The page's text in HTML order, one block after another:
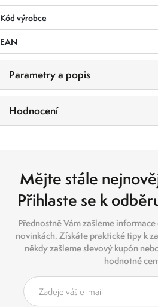
Kód výrobce
EAN
Parametry a popis
Hodnocení
Mějte stále
Přihlaste se k
Přednostně Vám zašleme
novinkách. Získáte praktické tipy k
někdy zašleme slevový kupón
hodnotné